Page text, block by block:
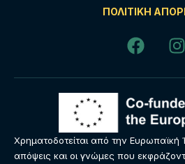
ΠΟΛΙΤΙΚΉ
Χρηματοδοτείται από την
απόψεις και οι γνώμες που